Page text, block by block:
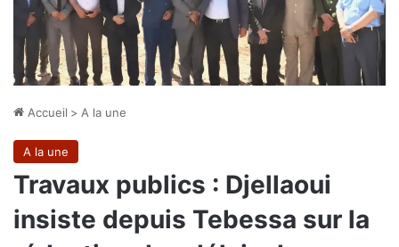
Accueil > A la une
A la une
Travaux publics : Djellaoui
insiste depuis Tebessa sur la